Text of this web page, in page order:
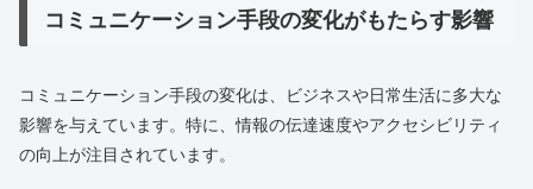
コミュニケーション手段の変化がもたらす影響
コミュニケーション手段の変化は、ビジネスや日常生活に多大な
影響を与えています。特に、情報の伝達速度やアクセシビリティ
の向上が注目されています。